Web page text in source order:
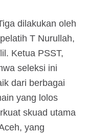
dilakukan oleh
T Nurullah,
Ketua PSST,
seleksi ini
dari berbagai
yang lolos
skuad utama
yang